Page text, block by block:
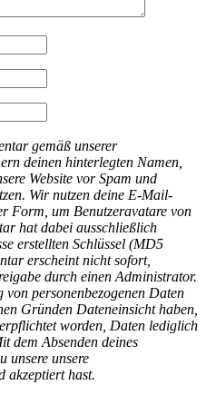
gemäß unserer
deinen hinterlegten Namen,
Website vor Spam und
Wir nutzen deine E-Mail-
Form, um Benutzeravatare von
hat dabei ausschließlich
erstellten Schlüssel (MD5
erscheint nicht sofort,
durch einen Administrator.
personenbezogenen Daten
Gründen Dateneinsicht haben,
worden, Daten lediglich
dem Absenden deines
unsere unsere
akzeptiert hast.